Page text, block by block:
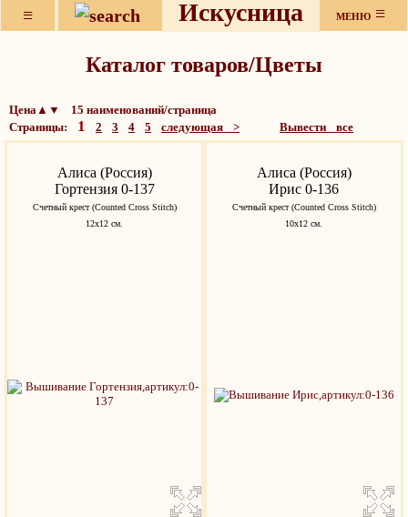
≡ Искусница МЕНЮ ≡
Каталог товаров/Цветы
Цена▲▼ 15 наименований/страница
Страницы: 1 2 3 4 5 следующая > Вывести все
Алиса (Россия)
Гортензия 0-137
Счетный крест (Counted Cross Stitch)
12х12 см.
Алиса (Россия)
Ирис 0-136
Счетный крест (Counted Cross Stitch)
10х12 см.